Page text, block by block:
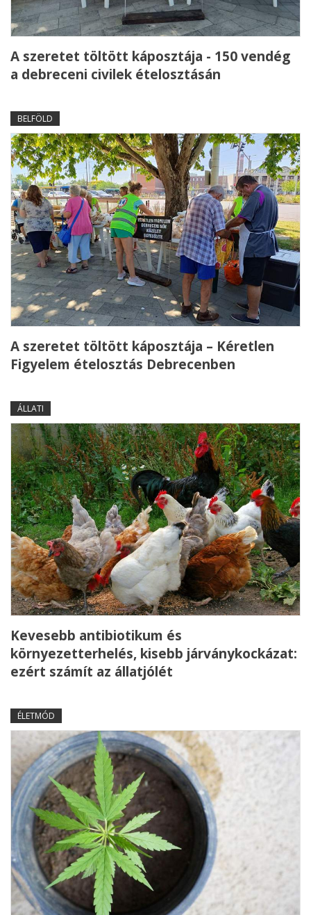
A szeretet töltött káposztája - 150 vendég
a debreceni civilek ételosztásán
BELFÖLD
A szeretet töltött káposztája – Kéretlen
Figyelem ételosztás Debrecenben
ÁLLATI
Kevesebb antibiotikum és
környezetterhelés, kisebb járványkockázat:
ezért számít az állatjólét
ÉLETMÓD